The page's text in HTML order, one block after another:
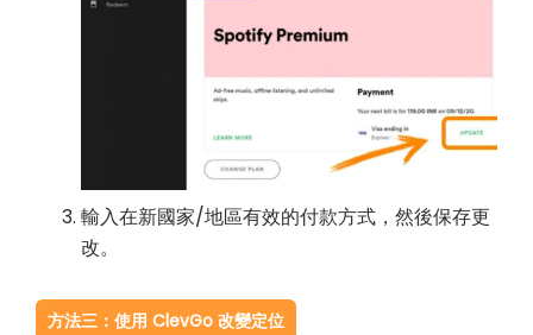
輸入在新國家/地區有效的付款方式，然後保存更
改。
方法三：使用 ClevGo 改變定位